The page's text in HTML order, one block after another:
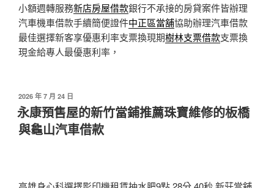
小額週轉服務新店房屋借款銀行不承接的房貸案件皆辦理
汽車機車借款手續簡便證件中正區當舖協助辦理汽車借款
最佳選擇新客享優惠利率支票換現期樹林支票借款支票換
現金給專人最優惠利率，
發
佈
於
2026 年 7 月 24 日
永康預售屋的新竹當鋪推薦珠寶維修的板橋
與龜山汽車借款